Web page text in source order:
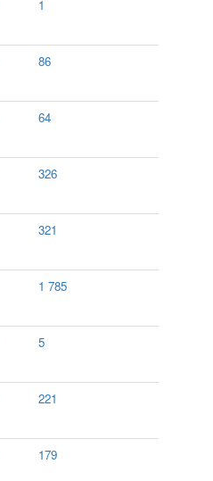
1
86
64
326
321
1 785
5
221
179